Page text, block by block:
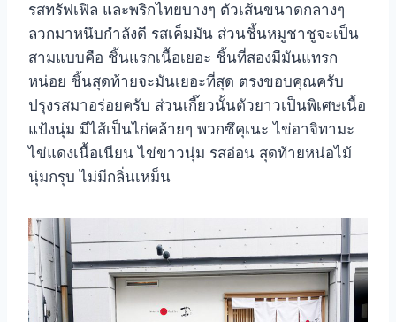
รสทรัฟเฟิล และพริกไทยบางๆ ตัวเส้นขนาดกลางๆ
ลวกมาหนึบกำลังดี รสเค็มมัน ส่วนชิ้นหมูชาชูจะเป็น
สามแบบคือ ชิ้นแรกเนื้อเยอะ ชิ้นที่สองมีมันแทรก
หน่อย ชิ้นสุดท้ายจะมันเยอะที่สุด ตรงขอบคุณครับ
ปรุงรสมาอร่อยครับ ส่วนเกี๊ยวนั้นตัวยาวเป็นพิเศษเนื้อ
แป้งนุ่ม มีไส้เป็นไก่คล้ายๆ พวกซึคุเนะ ไข่อาจิทามะ
ไข่แดงเนื้อเนียน ไข่ขาวนุ่ม รสอ่อน สุดท้ายหน่อไม้
นุ่มกรุบ ไม่มีกลิ่นเหม็น